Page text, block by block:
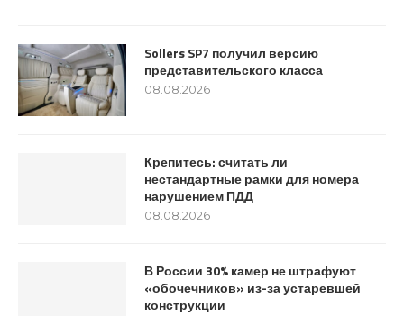
Sollers SP7 получил версию
представительского класса
08.08.2026
Крепитесь: считать ли
нестандартные рамки для номера
нарушением ПДД
08.08.2026
В России 30% камер не штрафуют
«обочечников» из-за устаревшей
конструкции